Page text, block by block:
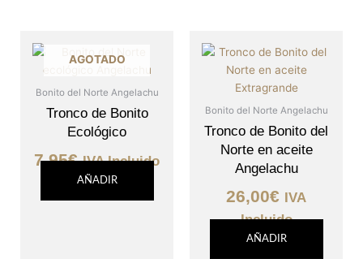
AGOTADO
Bonito del Norte Angelachu
Tronco de Bonito
Ecológico
7,95€ IVA Incluido
AÑADIR
Bonito del Norte Angelachu
Tronco de Bonito del
Norte en aceite
Angelachu
26,00€ IVA
Incluido
AÑADIR